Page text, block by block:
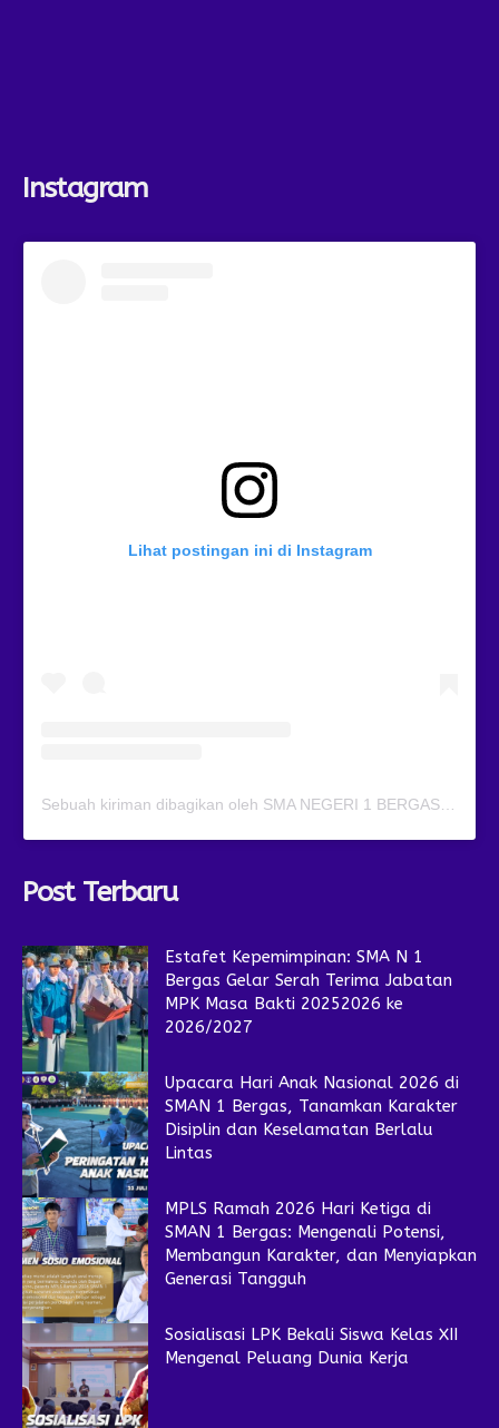
Instagram
Lihat postingan ini di Instagram
Post Terbaru
Estafet Kepemimpinan: SMA N 1
Bergas Gelar Serah Terima Jabatan
MPK Masa Bakti 20252026 ke
2026/2027
Upacara Hari Anak Nasional 2026 di
SMAN 1 Bergas, Tanamkan Karakter
Disiplin dan Keselamatan Berlalu
Lintas
MPLS Ramah 2026 Hari Ketiga di
SMAN 1 Bergas: Mengenali Potensi,
Membangun Karakter, dan Menyiapkan
Generasi Tangguh
Sosialisasi LPK Bekali Siswa Kelas XII
Mengenal Peluang Dunia Kerja